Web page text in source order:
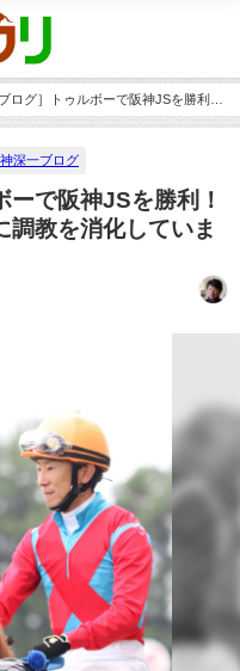
ログ］トゥルボーで阪神JSを勝利！
す。
深一ブログ
ーで阪神JSを勝利！
調教を消化していま